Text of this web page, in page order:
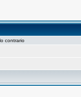
contrario